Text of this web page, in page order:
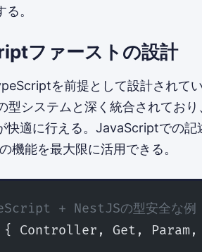
。
ファーストの設計
を前提として設計されて
型システムと深く統合されてお
快適に行える。JavaScriptでの
機能を最大限に活用できる。
+ NestJSの型安全な例
{ Controller, Get,